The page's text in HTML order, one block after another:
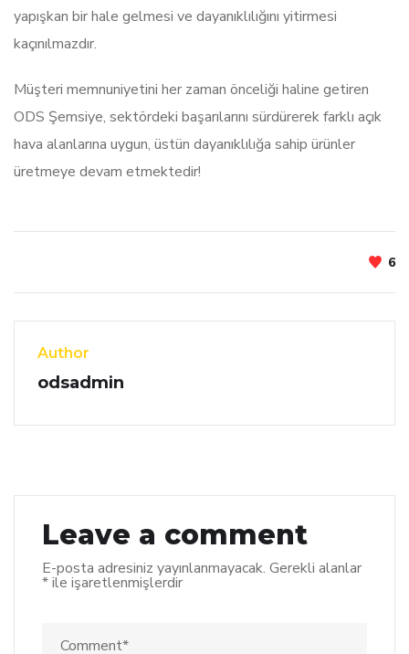
yapışkan bir hale gelmesi ve dayanıklılığını yitirmesi
kaçınılmazdır.
Müşteri memnuniyetini her zaman önceliği haline getiren
ODS Şemsiye, sektördeki başarılarını sürdürerek farklı açık
hava alanlarına uygun, üstün dayanıklılığa sahip ürünler
üretmeye devam etmektedir!
6
Author
odsadmin
Leave a comment
E-posta adresiniz yayınlanmayacak. Gerekli alanlar
*ile işaretlenmişlerdir